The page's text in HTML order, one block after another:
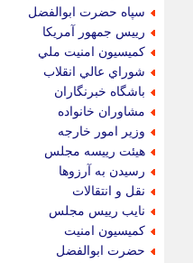
سپاه حضرت ابوالفضل
رييس جمهور آمريكا
كميسيون امنيت ملي
شوراي عالي انقلاب
باشگاه خبرنگاران
مشاوران خانواده
وزير امور خارجه
هيئت رييسه مجلس
رسيدن به آرزوها
نقل و انتقالات
نايب رييس مجلس
كميسيون امنيت
حضرت ابوالفضل